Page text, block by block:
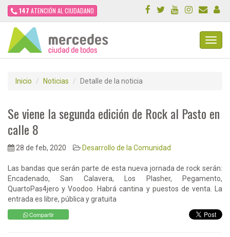
147 ATENCIÓN AL CIUDADANO
Inicio Noticias Detalle de la noticia
Se viene la segunda edición de Rock al Pasto en
calle 8
28 de feb, 2020 Desarrollo de la Comunidad
Las bandas que serán parte de esta nueva jornada de rock serán:
Encadenado, San Calavera, Los Plasher, Pegamento,
QuartoPas4jero y Voodoo. Habrá cantina y puestos de venta. La
entrada es libre, pública y gratuita
Compartir